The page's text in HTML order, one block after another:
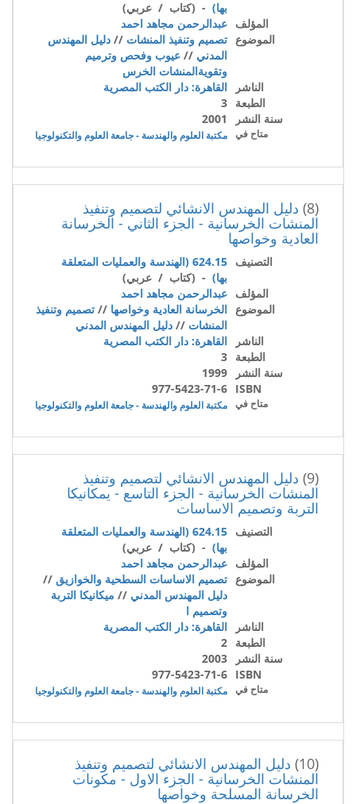
بها) - (كتاب / عربي)
المؤلف عبدالرحمن مجاهد احمد
الموضوع تصميم وتنفيذ المنشات // دليل المهندس
المدني // عيوب وفحص وترميم
وتقويةالمنشات الخرس
الناشر
القاهرة: دار الكتب المصرية
الطبعة 3
سنة النشر
2001
متاح في مكتبة العلوم والهندسة - جامعة العلوم والتكنولوجيا
(8) دليل المهندس الانشائي لتصميم وتنفيذ
المنشات الخرسانية - الجزء الثاني - الخرسانة
العادية وخواصها
التصنيف
624.15 (الهندسة والعمليات المتعلقة
بها) - (كتاب / عربي)
المؤلف عبدالرحمن مجاهد احمد
الموضوع الخرسانة العادية وخواصها // تصميم وتنفيذ
المنشات // دليل المهندس المدني
الناشر
القاهرة: دار الكتب المصرية
الطبعة 3
سنة النشر
1999
ISBN
977-5423-71-6
متاح في مكتبة العلوم والهندسة - جامعة العلوم والتكنولوجيا
(9) دليل المهندس الانشائي لتصميم وتنفيذ
المنشات الخرسانية - الجزء التاسع - يمكانيكا
التربة وتصميم الاساسات
التصنيف
624.15 (الهندسة والعمليات المتعلقة
بها) - (كتاب / عربي)
المؤلف عبدالرحمن مجاهد احمد
الموضوع تصميم الاساسات السطحية والخوازيق //
دليل المهندس المدني // ميكانيكا التربة
وتصميم ا
الناشر
القاهرة: دار الكتب المصرية
الطبعة 2
سنة النشر
2003
ISBN
977-5423-71-6
متاح في مكتبة العلوم والهندسة - جامعة العلوم والتكنولوجيا
(10) دليل المهندس الانشائي لتصميم وتنفيذ
المنشات الخرسانية - الجزء الاول - مكونات
الخرسانة المسلحة وخواصها